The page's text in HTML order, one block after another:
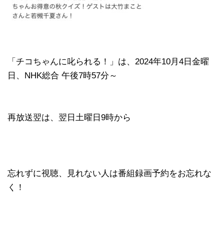
「チコちゃんに叱られる！」​は、2024年10月4日金曜
日、NHK総合 午後7時57分～
再放送翌は、翌日土曜日9時から
忘れずに視聴、見れない人は番組録画予約をお忘れな
く！